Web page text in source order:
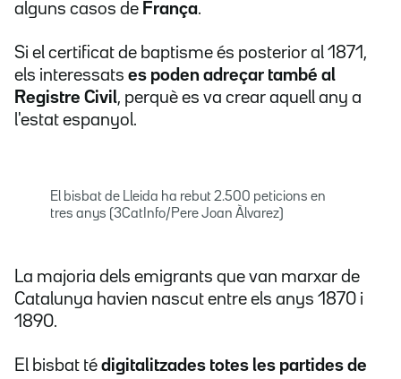
alguns casos de França.
Si el certificat de baptisme és posterior al 1871,
els interessats es poden adreçar també al
Registre Civil, perquè es va crear aquell any a
l'estat espanyol.
El bisbat de Lleida ha rebut 2.500 peticions en
tres anys (3CatInfo/Pere Joan Àlvarez)
La majoria dels emigrants que van marxar de
Catalunya havien nascut entre els anys 1870 i
1890.
El bisbat té digitalitzades totes les partides de